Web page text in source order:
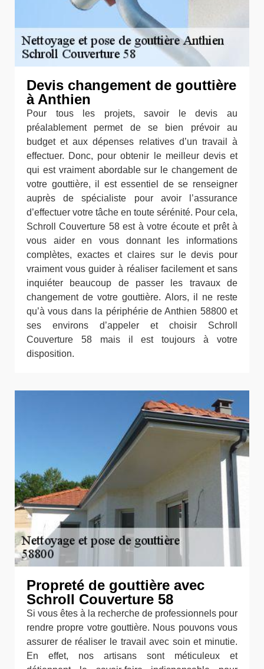
Devis changement de gouttière
à Anthien
Pour tous les projets, savoir le devis au
préalablement permet de se bien prévoir au
budget et aux dépenses relatives d’un travail à
effectuer. Donc, pour obtenir le meilleur devis et
qui est vraiment abordable sur le changement de
votre gouttière, il est essentiel de se renseigner
auprès de spécialiste pour avoir l’assurance
d’effectuer votre tâche en toute sérénité. Pour cela,
Schroll Couverture 58 est à votre écoute et prêt à
vous aider en vous donnant les informations
complètes, exactes et claires sur le devis pour
vraiment vous guider à réaliser facilement et sans
inquiéter beaucoup de passer les travaux de
changement de votre gouttière. Alors, il ne reste
qu’à vous dans la périphérie de Anthien 58800 et
ses environs d’appeler et choisir Schroll
Couverture 58 mais il est toujours à votre
disposition.
Propreté de gouttière avec
Schroll Couverture 58
Si vous êtes à la recherche de professionnels pour
rendre propre votre gouttière. Nous pouvons vous
assurer de réaliser le travail avec soin et minutie.
En effet, nos artisans sont méticuleux et